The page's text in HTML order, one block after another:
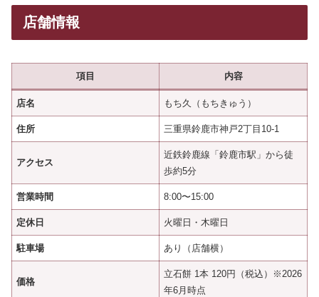
店舗情報
項目 内容
店名 もち久（もちきゅう）
住所 三重県鈴鹿市神戸2丁目10-1
アクセス
近鉄鈴鹿線「鈴鹿市駅」から徒
歩約5分
営業時間 8:00〜15:00
定休日 火曜日・木曜日
駐車場 あり（店舗横）
価格
立石餅 1本 120円（税込）※2026
年6月時点